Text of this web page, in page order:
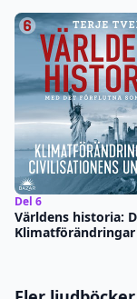
Del 6
Världens historia: